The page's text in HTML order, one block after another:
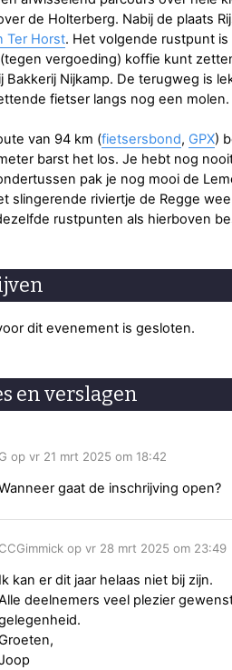
de Holterberg. Nabij de plaats
Ter Horst. Het volgende rustpunt
vergoeding) koffie kunt
Bakkerij Nijkamp. De terugweg is
fietser langs nog een molen.
van 94 km (fietsersbond, GPX)
barst het los. Je hebt nog
pak je nog mooi de
slingerende riviertje de Regge
rustpunten als hierboven
dit evenement is gesloten.
en verslagen
G op vr 21 mrt 2025 om 18:42
gaat de inschrijving open?
CCGimmick op vr 28 mrt 2025 om 23:49
Ik kan er dit jaar helaas niet bij zijn.
deelnemers veel plezier